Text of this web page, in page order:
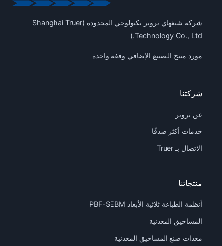
شركة شنغهاي تروير تكنولوجي المحدودة (Shanghai Truer
Technology Co., Ltd.)
مورد منتج التصنيع الإضافي وقفة واحدة
شركتنا
عن تروير
خدمات أكثر صدقًا
الاتصال بـ Truer
منتجاتنا
أنظمة الطباعة ثلاثية الأبعاد PBF-SEBM
المساحيق المعدنية
معدات صنع المساحيق المعدنية